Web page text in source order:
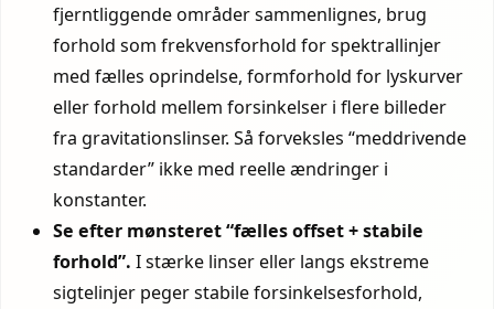
fjerntliggende områder sammenlignes, brug
forhold som frekvensforhold for spektrallinjer
med fælles oprindelse, formforhold for lyskurver
eller forhold mellem forsinkelser i flere billeder
fra gravitationslinser. Så forveksles “meddrivende
standarder” ikke med reelle ændringer i
konstanter.
Se efter mønsteret “fælles offset + stabile
forhold”. I stærke linser eller langs ekstreme
sigtelinjer peger stabile forsinkelsesforhold,